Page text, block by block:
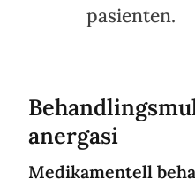
pasienten.
anergasi
Medikamentell